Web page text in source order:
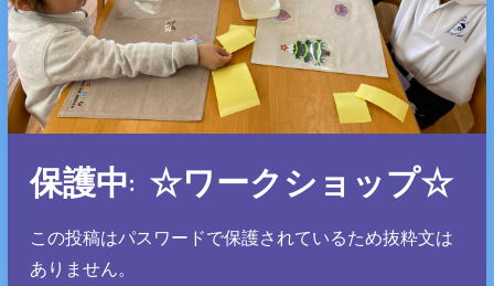
保護中: ☆ワークショップ☆
この投稿はパスワードで保護されているため抜粋文は
ありません。